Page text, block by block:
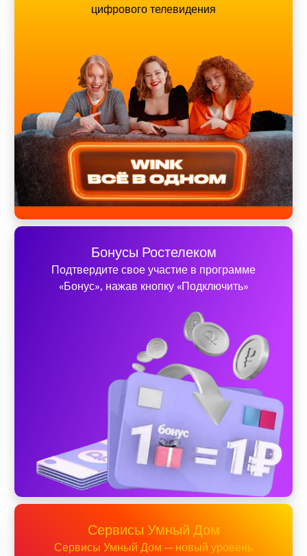
цифрового телевидения
Бонусы Ростелеком
Подтвердите свое участие в программе
«Бонус», нажав кнопку «Подключить»
Сервисы Умный Дом
Сервисы Умный Дом — новый уровень